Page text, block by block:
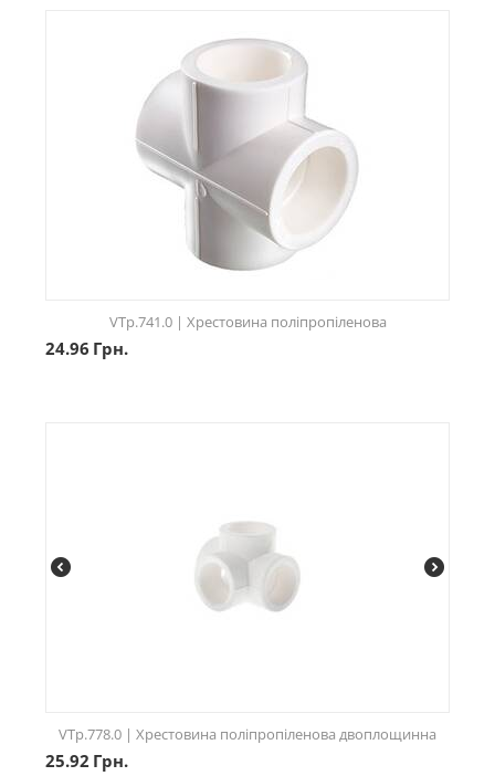
VTp.741.0 | Хрестовина поліпропіленова
24.96 Грн.
VTp.778.0 | Хрестовина поліпропіленова двоплощинна
25.92 Грн.